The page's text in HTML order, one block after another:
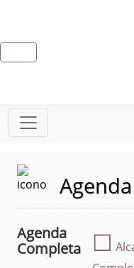
Agenda
Completa
☐